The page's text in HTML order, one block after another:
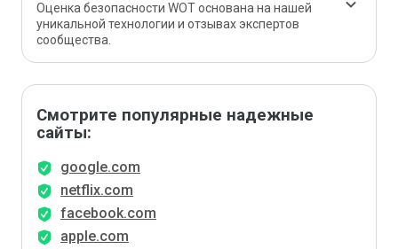
Оценка безопасности WOT основана на нашей
уникальной технологии и отзывах экспертов
сообщества.
Смотрите популярные надежные
сайты:
google.com
netflix.com
facebook.com
apple.com